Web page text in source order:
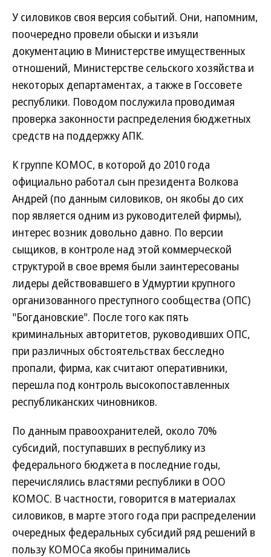
У силовиков своя версия событий. Они, напомним,
поочередно провели обыски и изъяли
документацию в Министерстве имущественных
отношений, Министерстве сельского хозяйства и
некоторых департаментах, а также в Госсовете
республики. Поводом послужила проводимая
проверка законности распределения бюджетных
средств на поддержку АПК.
К группе КОМОС, в которой до 2010 года
официально работал сын президента Волкова
Андрей (по данным силовиков, он якобы до сих
пор является одним из руководителей фирмы),
интерес возник довольно давно. По версии
сыщиков, в контроле над этой коммерческой
структурой в свое время были заинтересованы
лидеры действовавшего в Удмуртии крупного
организованного преступного сообщества (ОПС)
"Богдановские". После того как пять
криминальных авторитетов, руководивших ОПС,
при различных обстоятельствах бесследно
пропали, фирма, как считают оперативники,
перешла под контроль высокопоставленных
республиканских чиновников.
По данным правоохранителей, около 70%
субсидий, поступавших в республику из
федерального бюджета в последние годы,
перечислялись властями республики в ООО
КОМОС. В частности, говорится в материалах
силовиков, в марте этого года при распределении
очередных федеральных субсидий ряд решений в
пользу КОМОСа якобы принимались